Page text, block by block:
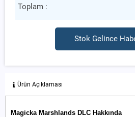
Toplam :
Stok Gelince
Ürün Açıklaması
Magicka Marshlands DLC Hakkında